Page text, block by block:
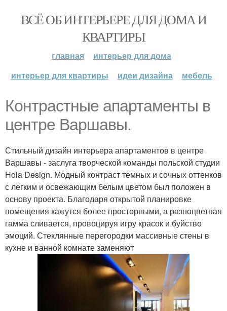
ВСЁ ОБ ИНТЕРЬЕРЕ ДЛЯ ДОМА И
КВАРТИРЫ
главная
интерьер для дома
интерьер для квартиры
идеи дизайна мебель
Контрастные апартаменты в
центре Варшавы.
Стильный дизайн интерьера апартаментов в центре
Варшавы - заслуга творческой команды польской студии
Hola Design. Модный контраст темных и сочных оттенков
с легким и освежающим белым цветом был положен в
основу проекта. Благодаря открытой планировке
помещения кажутся более просторными, а разноцветная
гамма сливается, провоцируя игру красок и буйство
эмоций. Стеклянные перегородки массивные стены в
кухне и ванной комнате заменяют